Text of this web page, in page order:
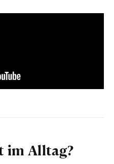
im Alltag?